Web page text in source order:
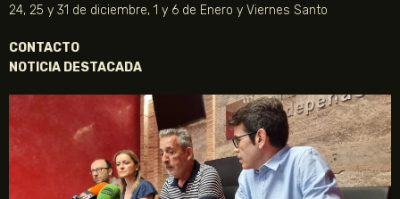
24, 25 y 31 de diciembre, 1 y 6 de Enero y Viernes Santo
CONTACTO
NOTICIA DESTACADA